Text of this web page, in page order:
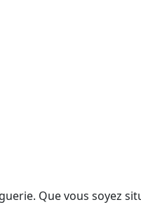
Que vous soyez